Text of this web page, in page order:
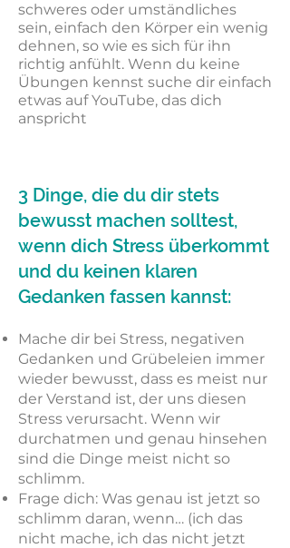
schweres oder umständliches
sein, einfach den Körper ein wenig
dehnen, so wie es sich für ihn
richtig anfühlt. Wenn du keine
Übungen kennst suche dir einfach
etwas auf YouTube, das dich
anspricht
3 Dinge, die du dir stets
bewusst machen solltest,
wenn dich Stress überkommt
und du keinen klaren
Gedanken fassen kannst:
Mache dir bei Stress, negativen
Gedanken und Grübeleien immer
wieder bewusst, dass es meist nur
der Verstand ist, der uns diesen
Stress verursacht. Wenn wir
durchatmen und genau hinsehen
sind die Dinge meist nicht so
schlimm.
Frage dich: Was genau ist jetzt so
schlimm daran, wenn… (ich das
nicht mache, ich das nicht jetzt